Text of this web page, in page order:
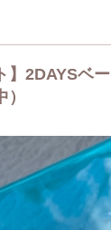
】2DAYSベ